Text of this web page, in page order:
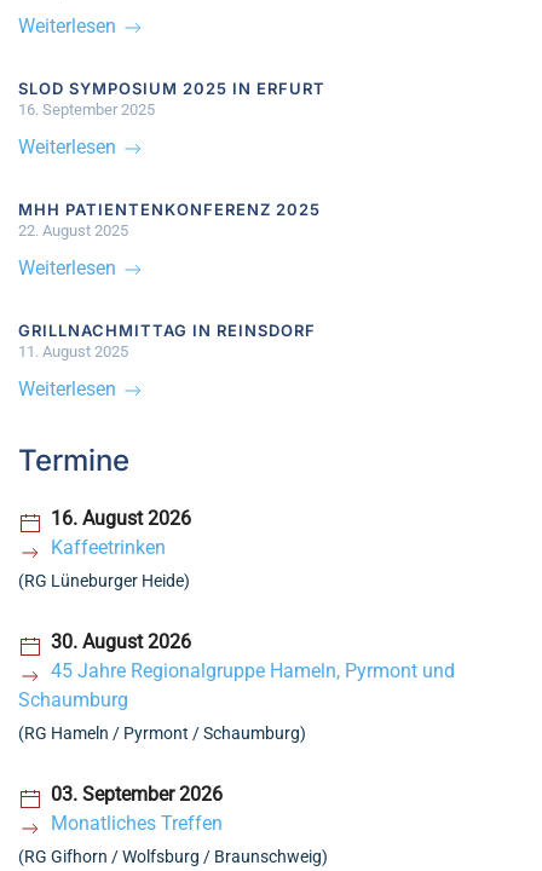
Weiterlesen
SLOD SYMPOSIUM 2025 IN ERFURT
16. September 2025
Weiterlesen
MHH PATIENTENKONFERENZ 2025
22. August 2025
Weiterlesen
GRILLNACHMITTAG IN REINSDORF
11. August 2025
Weiterlesen
Termine
16. August 2026
Kaffeetrinken
(RG Lüneburger Heide)
30. August 2026
45 Jahre Regionalgruppe Hameln, Pyrmont und
Schaumburg
(RG Hameln / Pyrmont / Schaumburg)
03. September 2026
Monatliches Treffen
(RG Gifhorn / Wolfsburg / Braunschweig)